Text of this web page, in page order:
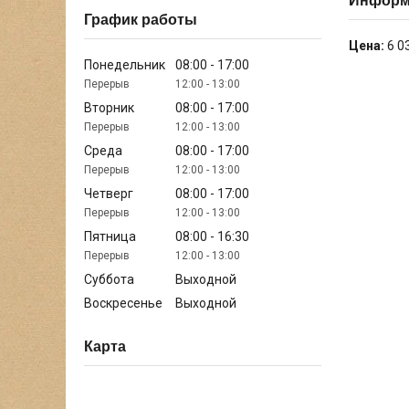
Цена: 6
График работы
Понедельник 08:00 17:00
12:00 13:00
Вторник 08:00 17:00
12:00 13:00
Среда 08:00 17:00
12:00 13:00
Четверг 08:00 17:00
12:00 13:00
Пятница 08:00 16:30
12:00 13:00
Суббота
Выходной
Воскресенье
Выходной
Карта